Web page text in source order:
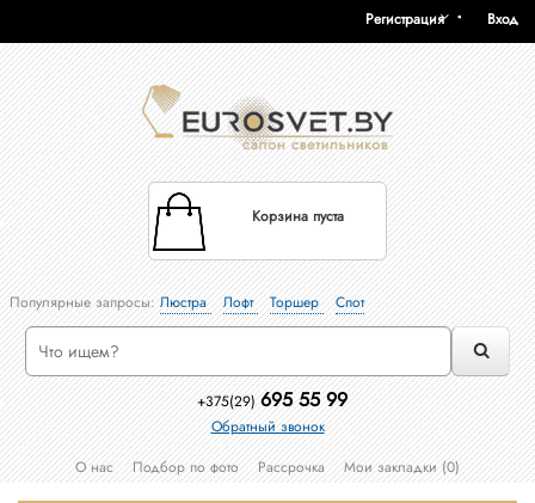
Вход
Регистрация
Корзина пуста
Популярные запросы:Люстра Лофт Торшер Спот
+375(29) 695 55 99
Обратный звонок
О нас
Подбор по фото Рассрочка Мои закладки (0)